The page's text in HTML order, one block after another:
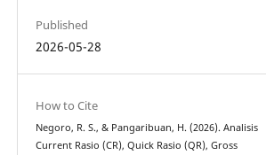
Published
2026-05-28
How to Cite
Negoro, R. S., & Pangaribuan, H. (2026). Analisis
Current Rasio (CR), Quick Rasio (QR), Gross